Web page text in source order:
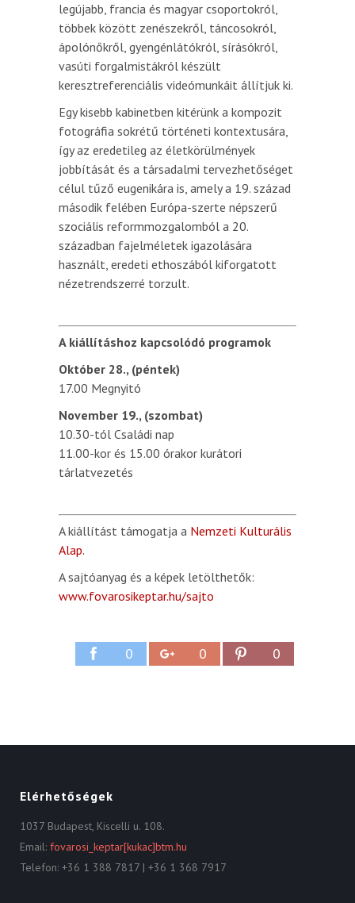
legújabb, francia és magyar csoportokról,
többek között zenészekről, táncosokról,
ápolónőkről, gyengénlátókról, sírásókról,
vasúti forgalmistákról készült
keresztreferenciális videómunkáit állítjuk ki.
Egy kisebb kabinetben kitérünk a kompozit
fotográfia sokrétű történeti kontextusára,
így az eredetileg az életkörülmények
jobbítását és a társadalmi tervezhetőséget
célul tűző eugenikára is, amely a 19. század
második felében Európa-szerte népszerű
szociális reformmozgalomból a 20.
században fajelméletek igazolására
használt, eredeti ethoszából kiforgatott
nézetrendszerré torzult.
A kiállításhoz kapcsolódó programok
Október 28., (péntek)
17.00 Megnyitó
November 19., (szombat)
10.30-tól Családi nap
11.00-kor és 15.00 órakor kurátori
tárlatvezetés
A kiállítást támogatja a Nemzeti Kulturális
Alap.
A sajtóanyag és a képek letölthetők:
www.fovarosikeptar.hu/sajto
0 0 0
Elérhetőségek
1037 Budapest, Kiscelli u. 108.
Email: fovarosi_keptar[kukac]btm.hu
Telefon: +36 1 388 7817 | +36 1 368 7917